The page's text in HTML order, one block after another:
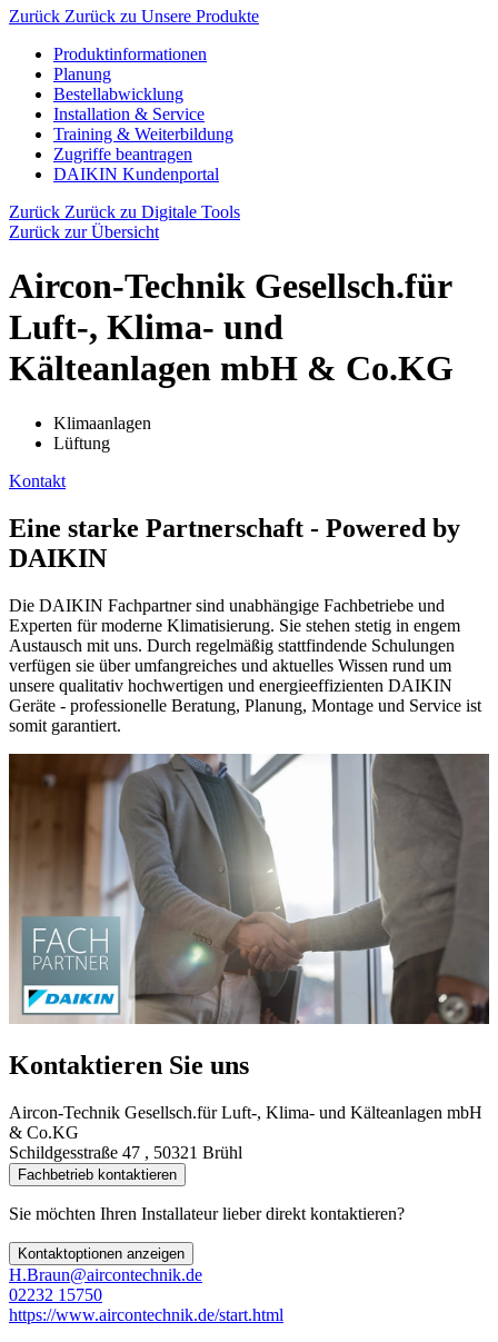
Zurück Zurück zu Unsere Produkte
Produktinformationen
Planung
Bestellabwicklung
Installation & Service
Training & Weiterbildung
Zugriffe beantragen
DAIKIN Kundenportal
Zurück Zurück zu Digitale Tools
Zurück zur Übersicht
Aircon-Technik Gesellsch.für
Luft-, Klima- und
Kälteanlagen mbH & Co.KG
Klimaanlagen
Lüftung
Kontakt
Eine starke Partnerschaft - Powered by
DAIKIN
Die DAIKIN Fachpartner sind unabhängige Fachbetriebe und
Experten für moderne Klimatisierung. Sie stehen stetig in engem
Austausch mit uns. Durch regelmäßig stattfindende Schulungen
verfügen sie über umfangreiches und aktuelles Wissen rund um
unsere qualitativ hochwertigen und energieeffizienten DAIKIN
Geräte - professionelle Beratung, Planung, Montage und Service ist
somit garantiert.
Kontaktieren Sie uns
Aircon-Technik Gesellsch.für Luft-, Klima- und Kälteanlagen mbH
& Co.KG
Schildgesstraße 47 , 50321 Brühl
Fachbetrieb kontaktieren
Sie möchten Ihren Installateur lieber direkt kontaktieren?
Kontaktoptionen anzeigen
H.Braun@aircontechnik.de
02232 15750
https://www.aircontechnik.de/start.html